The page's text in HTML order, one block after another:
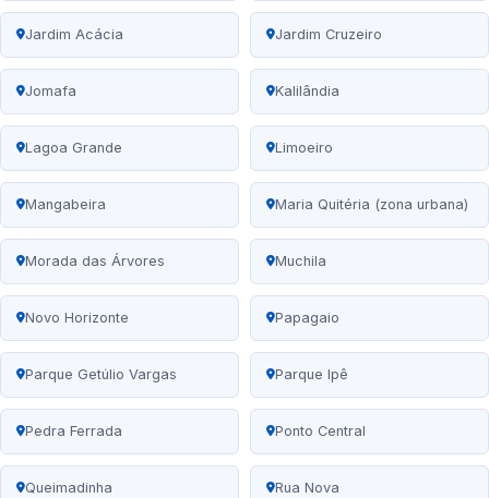
Jardim Acácia Jardim Cruzeiro
Jomafa Kalilândia
Lagoa Grande Limoeiro
Mangabeira Maria Quitéria (zona urbana)
Morada das Árvores Muchila
Novo Horizonte Papagaio
Parque Getúlio Vargas Parque Ipê
Pedra Ferrada Ponto Central
Queimadinha Rua Nova